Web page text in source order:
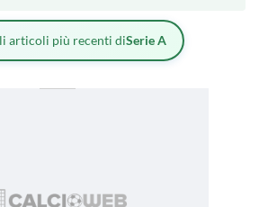
articoli più recenti diSerie A